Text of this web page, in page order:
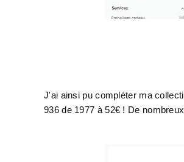
J'ai ainsi pu compléter ma
936 de 1977 à 52€ ! De